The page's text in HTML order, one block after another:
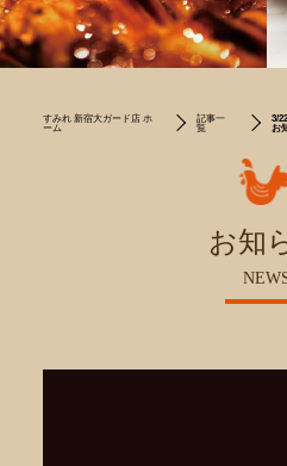
すみれ 新宿大ガード店 ホ
ーム
記事一
覧
3/
お
お知